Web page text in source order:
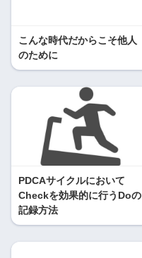
こんな時代だからこそ他人
のために
PDCAサイクルにおいて
Checkを効果的に行うDoの
記録方法